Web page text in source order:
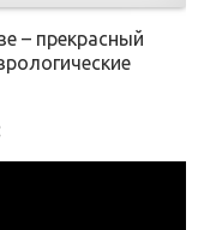
– прекрасный